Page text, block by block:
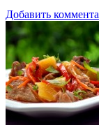
Добавить